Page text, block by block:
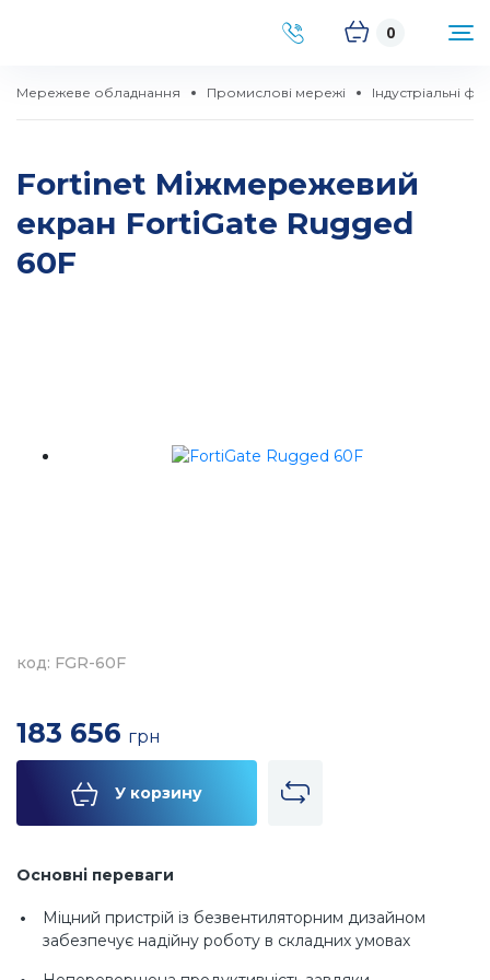
0
Мережеве обладнання Промислові мережі Індустріальні
Fortinet Міжмережевий
екран FortiGate Rugged
60F
код: FGR-60F
183 656 грн
У корзину
Основні переваги
Міцний пристрій із безвентиляторним дизайном
забезпечує надійну роботу в складних умовах